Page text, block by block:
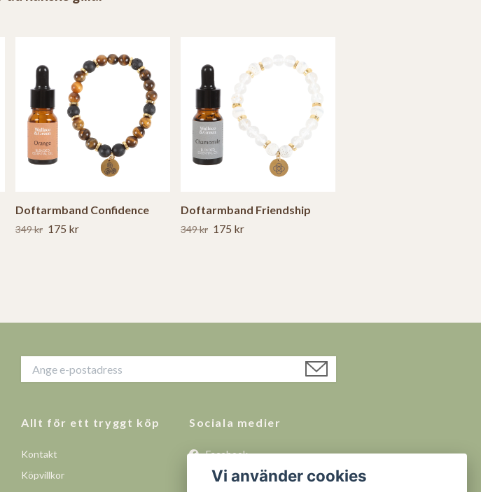
Doftarmband Confidence
349 kr 175 kr
Doftarmband Friendship
349 kr 175 kr
Allt för ett tryggt köp
Kontakt
Köpvillkor
Sociala medier
Facebook
Instagram
Vi använder cookies